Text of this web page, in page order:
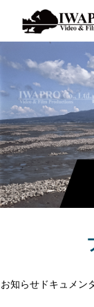
お知らせ ドキュメン